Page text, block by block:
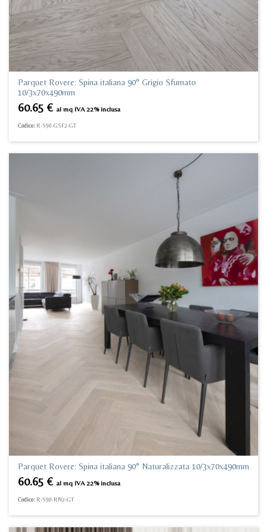
Parquet Rovere: Spina italiana 90° Grigio Sfumato
10/3x70x490mm
60.65 € al mq IVA 22% inclusa
Codice: R-S90-GSF2-GT
Parquet Rovere: Spina italiana 90° Naturalizzata 10/3x70x490mm
60.65 € al mq IVA 22% inclusa
Codice: R-S90-RN2-GT